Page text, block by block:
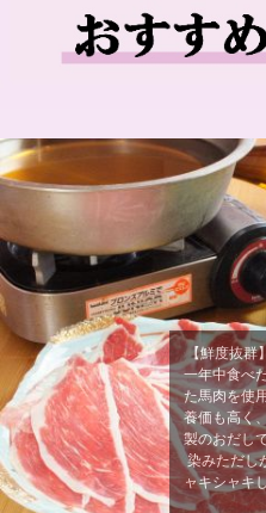
【鮮度抜群
一年中食べ
た馬肉を使
養価も高く
製のおだし
染みただし
ャキシャキ